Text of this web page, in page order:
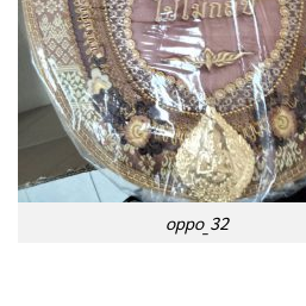
oppo_32